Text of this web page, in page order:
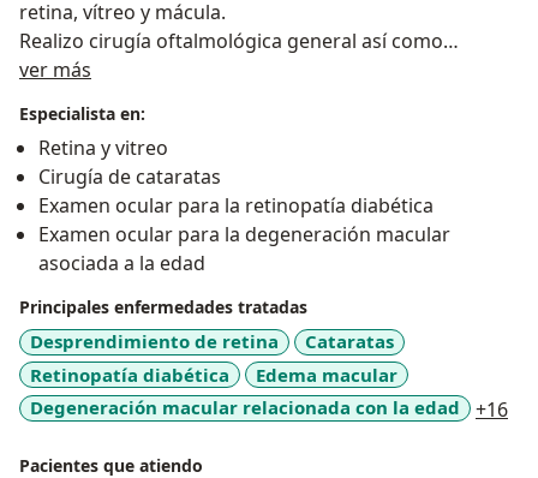
retina, vítreo y mácula.
Realizo cirugía oftalmológica general así como
procedimientos avanzados para tratar patologías
la mejor calidad de atención y soluciones innovadoras
para preservar su salud visual.
ver más
Especialista en:
Retina y vitreo
Cirugía de cataratas
Examen ocular para la retinopatía diabética
Examen ocular para la degeneración macular
asociada a la edad
Principales enfermedades tratadas
Desprendimiento de retina
Cataratas
Retinopatía diabética
Edema macular
Degeneración macular relacionada con la edad
+16
Pacientes que atiendo